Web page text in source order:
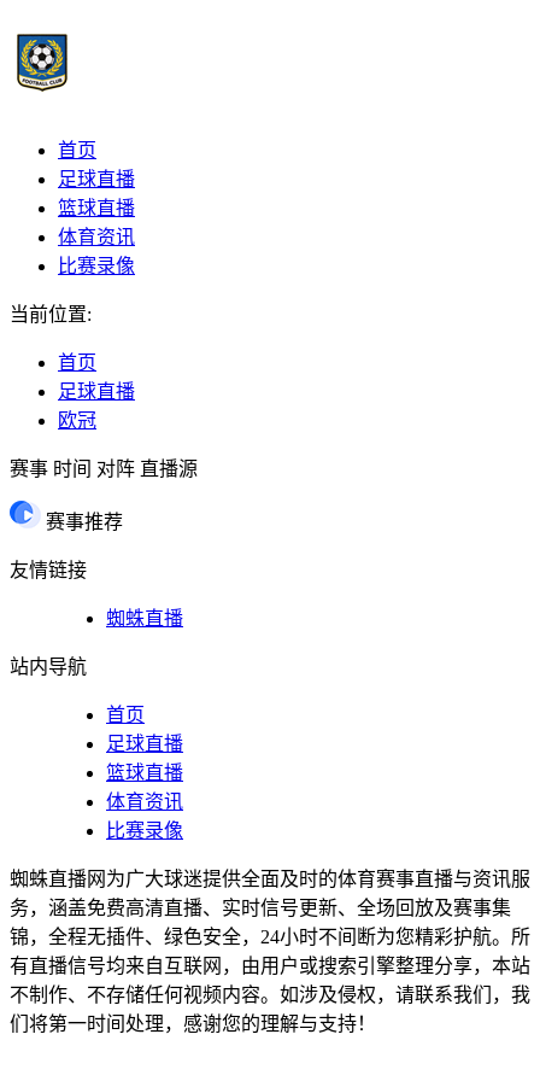
首页
足球直播
篮球直播
体育资讯
比赛录像
当前位置:
首页
足球直播
欧冠
赛事 时间 对阵 直播源
赛事推荐
友情链接
蜘蛛直播
站内导航
首页
足球直播
篮球直播
体育资讯
比赛录像
蜘蛛直播网为广大球迷提供全面及时的体育赛事直播与资讯服
务，涵盖免费高清直播、实时信号更新、全场回放及赛事集
锦，全程无插件、绿色安全，24小时不间断为您精彩护航。所
有直播信号均来自互联网，由用户或搜索引擎整理分享，本站
不制作、不存储任何视频内容。如涉及侵权，请联系我们，我
们将第一时间处理，感谢您的理解与支持！